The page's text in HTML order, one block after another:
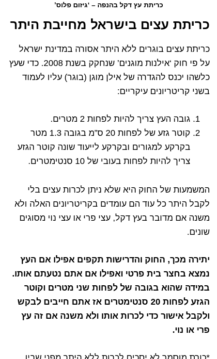
כריתת עץ דקל בהנפה – ‘גיזום פלוס’
כריתת עצים בישראל מחייבת היתר
כריתת עצים בוגרים ללא היתר אסורה במדינת ישראל
על פי חוק ‘אילנות מוגנים’ שנחקק בשנת 2008. כדי שעץ
כלשהו יכנס להגדרה של אילן מוגן (בוגר) עליו לעמוד
בשני קריטריונים עיקריים:
גובה העץ צריך להיות לפחות 2 מטרים.
קוטר גזע של לפחות 20 ס”מ בגובה 1.3 מטר
בקרקע למגורים ובקרקע לייעוד שונה קוטר הגזע
צריך להיות לפחות בעובי של 10 סנטימטרים.
המשמעות של החוק היא שלא ניתן לכרות עצים בלי
לקבל היתר כל עוד הם עומדים בקריטריונים האלה ולא
משנה אם מדובר בעץ דקל, עצי פרי או עצי נוי מסוגים
שונים.
יתירה מכך, החוק והדרישות תקפים אפילו אם העץ
נמצא בחצר בית פרטי ואפילו אם אתם נטעתם אותו.
במידה שהוא בגובה של לפחות שני מטרים וקוטר
הגזע לפחות 20 סנטימטרים אז אתם חייבים לבקש
ולקבל אישור כדי לכרות אותו ולא משנה אם זה עץ
פרי או נוי.